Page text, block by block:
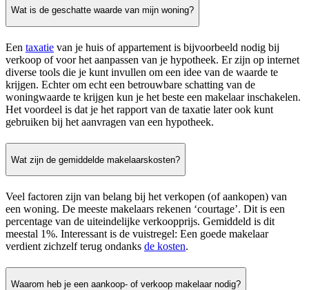
Wat is de geschatte waarde van mijn woning?
Een taxatie van je huis of appartement is bijvoorbeeld nodig bij
verkoop of voor het aanpassen van je hypotheek. Er zijn op internet
diverse tools die je kunt invullen om een idee van de waarde te
krijgen. Echter om echt een betrouwbare schatting van de
woningwaarde te krijgen kun je het beste een makelaar inschakelen.
Het voordeel is dat je het rapport van de taxatie later ook kunt
gebruiken bij het aanvragen van een hypotheek.
Wat zijn de gemiddelde makelaarskosten?
Veel factoren zijn van belang bij het verkopen (of aankopen) van
een woning. De meeste makelaars rekenen ‘courtage’. Dit is een
percentage van de uiteindelijke verkoopprijs. Gemiddeld is dit
meestal 1%. Interessant is de vuistregel: Een goede makelaar
verdient zichzelf terug ondanks de kosten.
Waarom heb je een aankoop- of verkoop makelaar nodig?